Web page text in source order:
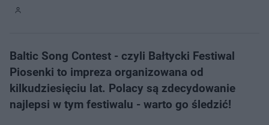
Baltic Song Contest - czyli Bałtycki Festiwal
Piosenki to impreza organizowana od
kilkudziesięciu lat. Polacy są zdecydowanie
najlepsi w tym festiwalu - warto go śledzić!